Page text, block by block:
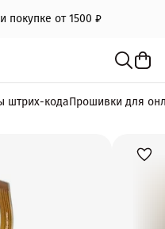
покупке от 1500 ₽
штрих-кодаПрошивки для